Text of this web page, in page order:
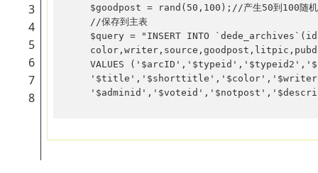
3
4
5
6
7
8
$goodpost = rand(50,100);//产生50到100随机
//保存到主表
$query = "INSERT INTO
VALUES